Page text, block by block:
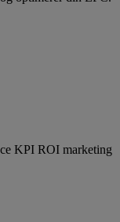
KPI ROI marketing